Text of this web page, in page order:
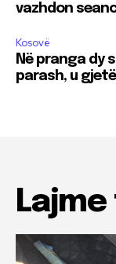
vazhdon
Kosovë
Në pranga dy
parash, u